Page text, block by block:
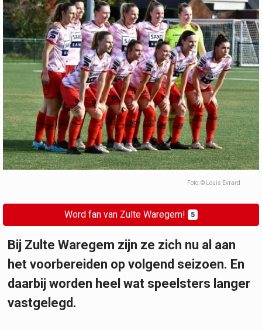
Foto: © Louis Evrard
Word fan van Zulte Waregem! 5
Bij Zulte Waregem zijn ze zich nu al aan
het voorbereiden op volgend seizoen. En
daarbij worden heel wat speelsters langer
vastgelegd.